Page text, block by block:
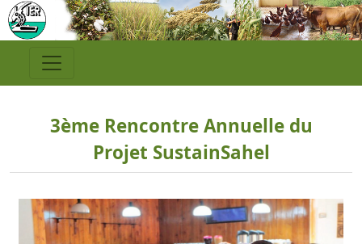
3ème Rencontre Annuelle du
Projet SustainSahel